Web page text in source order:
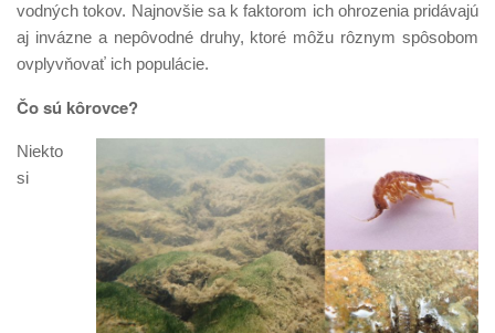
vodných tokov. Najnovšie sa k faktorom ich ohrozenia pridávajú
aj invázne a nepôvodné druhy, ktoré môžu rôznym spôsobom
ovplyvňovať ich populácie.
Čo sú kôrovce?
Niekto
si